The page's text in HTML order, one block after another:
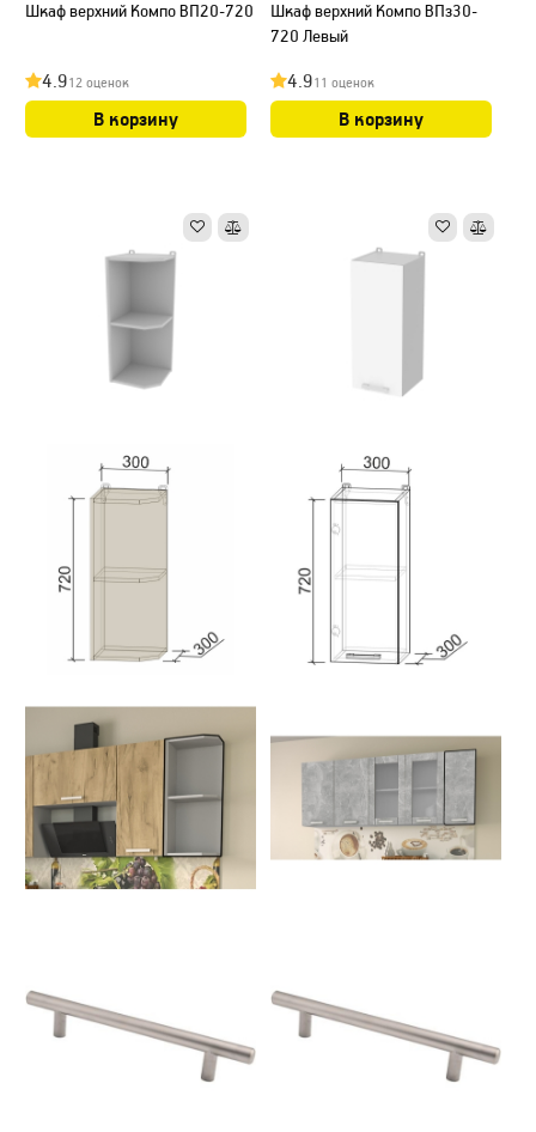
Шкаф верхний Компо ВП20-720
4.912 оценок
В корзину
Шкаф верхний Компо ВПз30-
720 Левый
4.911 оценок
В корзину